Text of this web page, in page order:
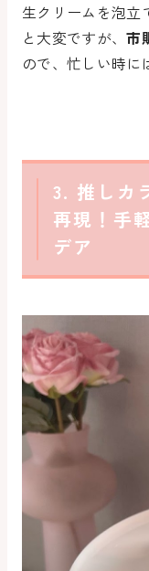
生クリームを泡立
と大変ですが、市
ので、忙しい時に
3. 推しカ
再現！手
デア